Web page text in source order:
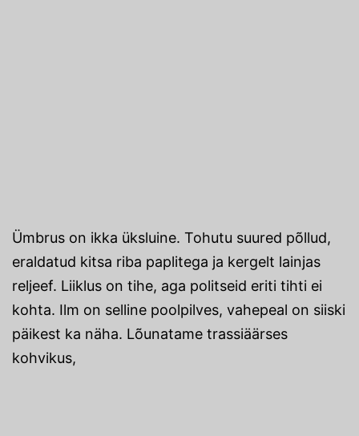
Ümbrus on ikka üksluine. Tohutu suured põllud,
eraldatud kitsa riba paplitega ja kergelt lainjas
reljeef. Liiklus on tihe, aga politseid eriti tihti ei
kohta. Ilm on selline poolpilves, vahepeal on siiski
päikest ka näha. Lõunatame trassiäärses
kohvikus,